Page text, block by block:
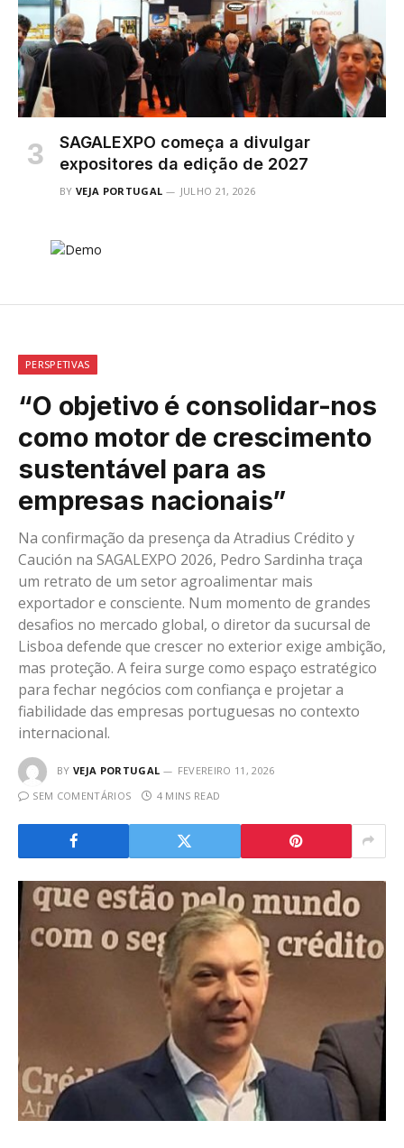
SAGALEXPO começa a divulgar
expositores da edição de 2027
BY VEJA PORTUGAL JULHO 21, 2026
PERSPETIVAS
“O objetivo é consolidar-nos
como motor de crescimento
sustentável para as
empresas nacionais”
Na confirmação da presença da Atradius Crédito y
Caución na SAGALEXPO 2026, Pedro Sardinha traça
um retrato de um setor agroalimentar mais
exportador e consciente. Num momento de grandes
desafios no mercado global, o diretor da sucursal de
Lisboa defende que crescer no exterior exige ambição,
mas proteção. A feira surge como espaço estratégico
para fechar negócios com confiança e projetar a
fiabilidade das empresas portuguesas no contexto
internacional.
BY VEJA PORTUGAL
FEVEREIRO 11, 2026
SEM COMENTÁRIOS
4 MINS READ